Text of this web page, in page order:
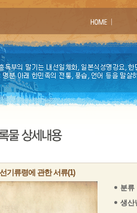
기류령에 관한 서류(1)
분류
생산